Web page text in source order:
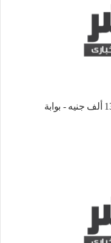
شغل للشباب.. فرد أمن براتب يصل لـ13 ألف جنيه - بوابة